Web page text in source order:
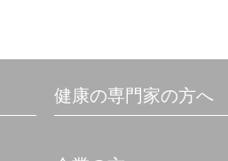
健康の専門家の方へ